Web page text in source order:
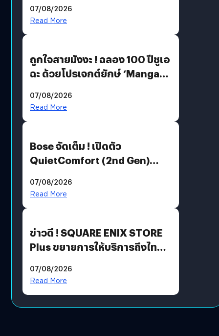
07/08/2026
Read More
ถูกใจสายมังงะ ! ฉลอง 100 ปีชูเอ
ฉะ ด้วยโปรเจกต์ยักษ์ ‘Manga
มีภาษาไทยด้วย
07/08/2026
Read More
Bose จัดเต็ม ! เปิดตัว
QuietComfort (2nd Gen)
07/08/2026
Read More
ข่าวดี ! SQUARE ENIX STORE
Plus ขยายการให้บริการถึงไทย
โดยตรง
07/08/2026
Read More